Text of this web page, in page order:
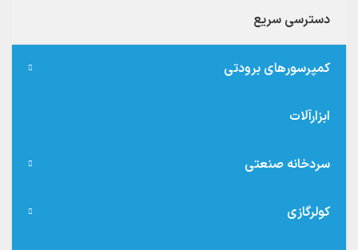
دسترسی سریع
کمپرسورهای برودتی
ابزارآلات
سردخانه صنعتی
کولرگازی